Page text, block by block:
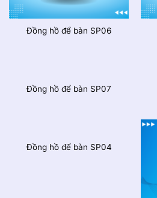
Đồng hồ để bàn SP06
Đồng hồ để bàn SP07
Đồng hồ để bàn SP04